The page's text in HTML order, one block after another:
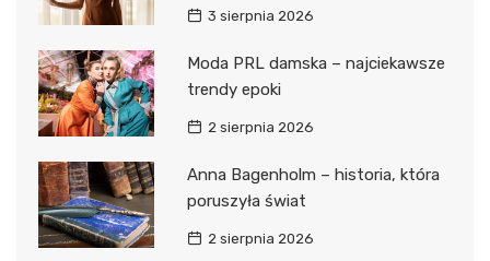
3 sierpnia 2026
Moda PRL damska – najciekawsze
trendy epoki
2 sierpnia 2026
Anna Bagenholm – historia, która
poruszyła świat
2 sierpnia 2026